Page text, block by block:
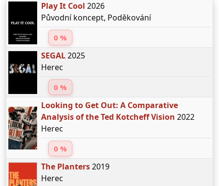
Play It Cool 2026
Původní koncept, Poděkování
0 %
SEGAL2025
Herec
0 %
Looking to Get Out: A Comparative
Analysis of the Ted Kotcheff Vision 2022
Herec
0 %
The Planters2019
Herec